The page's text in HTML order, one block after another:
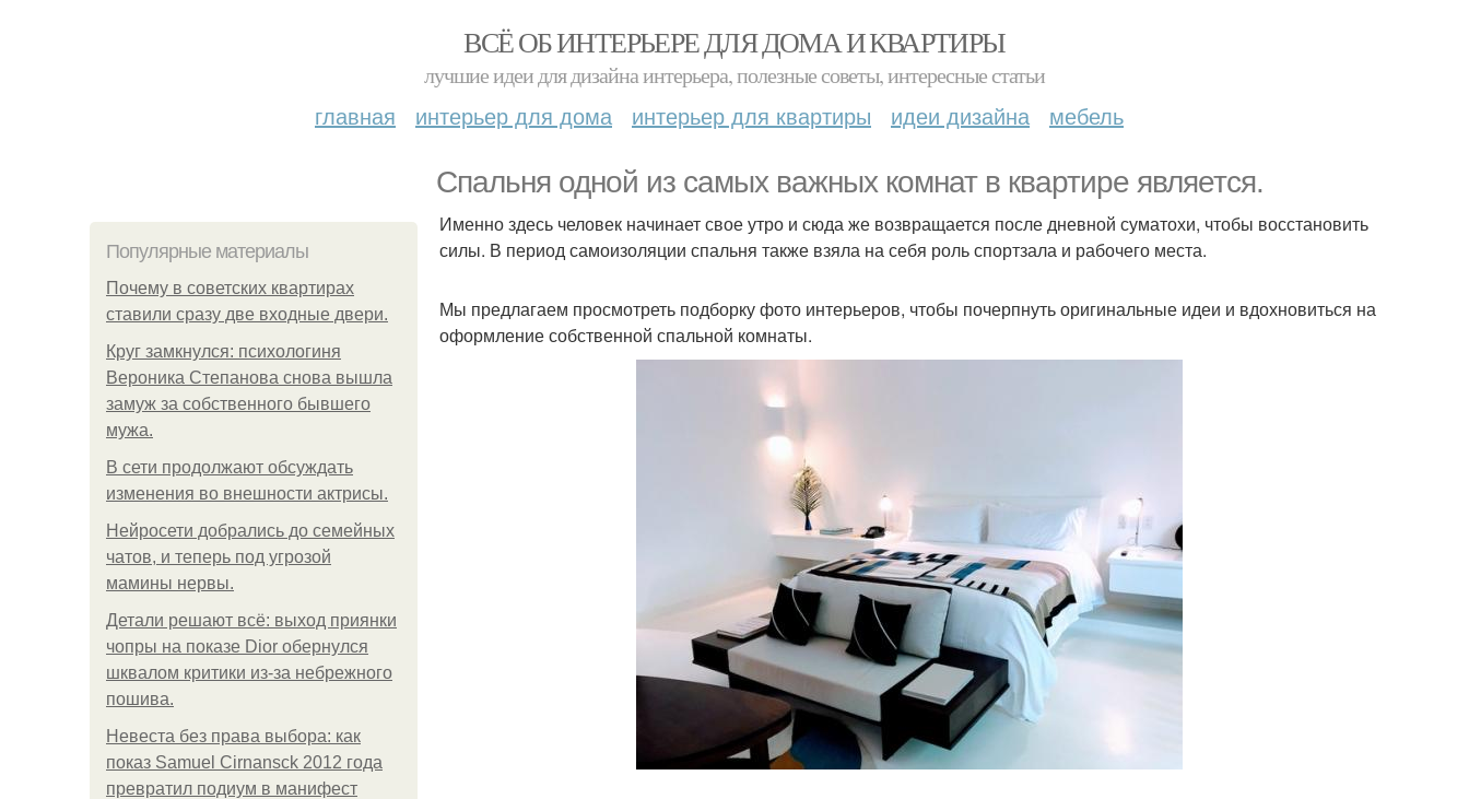
ВСЁ ОБ ИНТЕРЬЕРЕ ДЛЯ ДОМА И КВАРТИРЫ
лучшие идеи для дизайна интерьера, полезные советы, интересные статьи
главная интерьер для дома интерьер для квартиры идеи дизайна мебель
Спальня одной из самых важных комнат в квартире является.
Популярные материалы
Почему в советских квартирах
ставили сразу две входные двери.
Круг замкнулся: психологиня
Вероника Степанова снова вышла
замуж за собственного бывшего
мужа.
В сети продолжают обсуждать
изменения во внешности актрисы.
Нейросети добрались до семейных
чатов, и теперь под угрозой
мамины нервы.
Детали решают всё: выход приянки
чопры на показе Dior обернулся
шквалом критики из-за небрежного
пошива.
Невеста без права выбора: как
показ Samuel Cirnansck 2012 года
превратил подиум в манифест
Именно здесь человек начинает свое утро и сюда же возвращается после дневной суматохи, чтобы восстановить
силы. В период самоизоляции спальня также взяла на себя роль спортзала и рабочего места.
Мы предлагаем просмотреть подборку фото интерьеров, чтобы почерпнуть оригинальные идеи и вдохновиться на
оформление собственной спальной комнаты.